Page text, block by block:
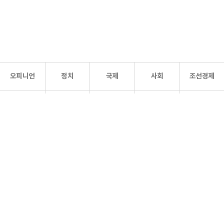
오피니언 정치 국제 사회 조선경제